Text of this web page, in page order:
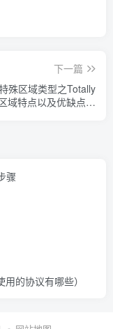
下一篇
殊区域类型之Totally
域特点以及优缺点有
骤
的协议有哪些）